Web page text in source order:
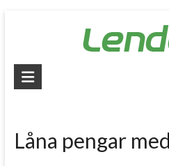
Lenders
Jämför
alla
Låna pengar